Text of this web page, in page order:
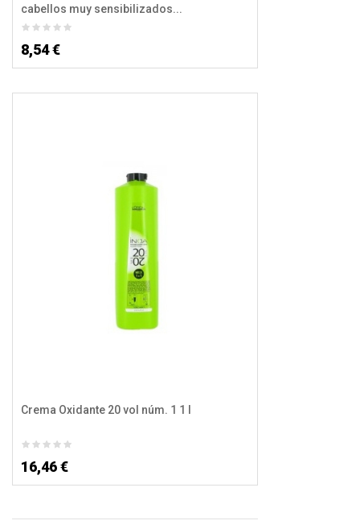
cabellos muy sensibilizados...
8,54 €
Crema Oxidante 20 vol núm. 1 1 l
16,46 €